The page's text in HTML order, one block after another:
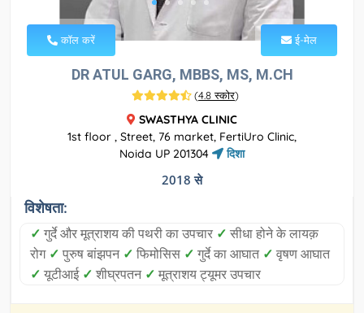
कॉल करें ई-मेल
DR ATUL GARG, MBBS, MS, M.CH
(4.8 स्कोर)
SWASTHYA CLINIC
1st floor , Street, 76 market, FertiUro Clinic,
Noida UP 201304
दिशा
2018 से
विशेषता:
✓ गुर्दे और मूत्राशय की पथरी का उपचार ✓ सीधा होने के लायक़
रोग ✓ पुरुष बांझपन ✓ फिमोसिस ✓ गुर्दे का आघात ✓ वृषण आघात
✓ यूटीआई ✓ शीघ्रपतन ✓ मूत्राशय ट्यूमर उपचार